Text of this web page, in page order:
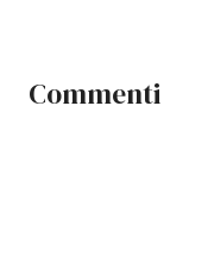
Commenti